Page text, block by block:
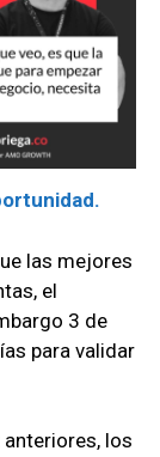
las mejores
el
3 de
para validar
los